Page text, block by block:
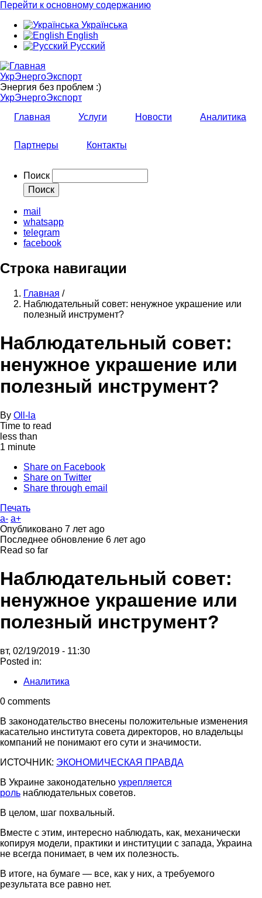
Перейти к основному содержанию
Українська
English
Русский
УкрЭнергоЭкспорт
Энергия без проблем :)
УкрЭнергоЭкспорт
Главная
Услуги Новости Аналитика
Партнеры Контакты
Поиск
mail
whatsapp
telegram
facebook
Строка навигации
Главная /
Наблюдательный совет: ненужное украшение или
полезный инструмент?
Наблюдательный совет:
ненужное украшение или
полезный инструмент?
By Oll-la
Time to read
less than
1 minute
Share on Facebook
Share on Twitter
Share through email
Печать
a- a+
Опубликовано 7 лет ago
Последнее обновление 6 лет ago
Read so far
Наблюдательный совет:
ненужное украшение или
полезный инструмент?
вт, 02/19/2019 - 11:30
Posted in:
Аналитика
0 comments
В законодательство внесены положительные изменения
касательно института совета директоров, но владельцы
компаний не понимают его сути и значимости.
ИСТОЧНИК: ЭКОНОМИЧЕСКАЯ ПРАВДА
В Украине законодательно укрепляется
роль наблюдательных советов.
В целом, шаг похвальный.
Вместе с этим, интересно наблюдать, как, механически
копируя модели, практики и институции с запада, Украина
не всегда понимает, в чем их полезность.
В итоге, на бумаге — все, как у них, а требуемого
результата все равно нет.